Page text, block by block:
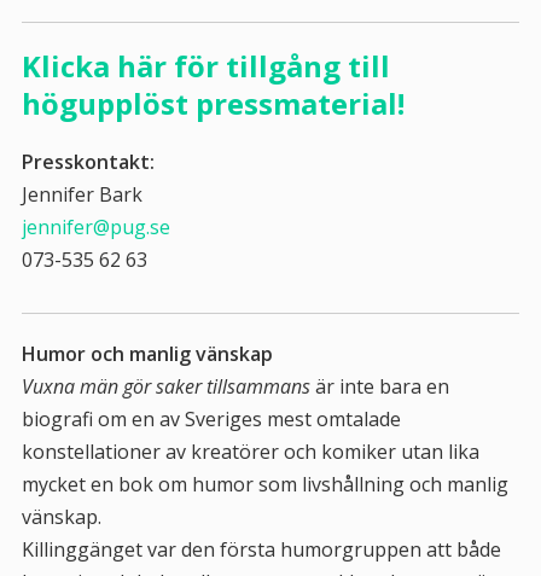
Klicka här för tillgång till
högupplöst pressmaterial!
Presskontakt:
Jennifer Bark
jennifer@pug.se
073-535 62 63
Humor och manlig vänskap
Vuxna män gör saker tillsammansär inte bara en
biografi om en av Sveriges mest omtalade
konstellationer av kreatörer och komiker utan lika
mycket en bok om humor som livshållning och manlig
vänskap.
Killinggänget var den första humorgruppen att både